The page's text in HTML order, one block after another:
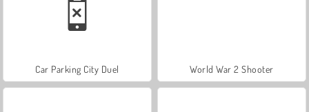
Car Parking City Duel World War 2 Shooter